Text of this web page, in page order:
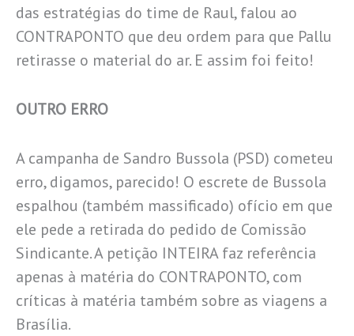
das estratégias do time de Raul, falou ao
CONTRAPONTO que deu ordem para que Pallu
retirasse o material do ar. E assim foi feito!
OUTRO ERRO
A campanha de Sandro Bussola (PSD) cometeu
erro, digamos, parecido! O escrete de Bussola
espalhou (também massificado) ofício em que
ele pede a retirada do pedido de Comissão
Sindicante. A petição INTEIRA faz referência
apenas à matéria do CONTRAPONTO, com
críticas à matéria também sobre as viagens a
Brasília.